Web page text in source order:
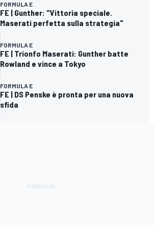
FORMULA E
FE | Gunther: "Vittoria speciale.
Maserati perfetta sulla strategia"
FORMULA E
FE | Trionfo Maserati: Gunther batte
Rowland e vince a Tokyo
FORMULA E
FE | DS Penske è pronta per una nuova
sfida